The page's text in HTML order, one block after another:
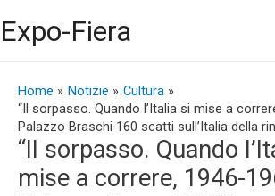
al
contenuto
Expo-Fiera
Home Notizie
Cultura
“Il sorpasso. Quando l’Italia si mise a
Palazzo Braschi 160 scatti sull’Italia della
“Il sorpasso. Quando
mise a correre, 1946-
articoli